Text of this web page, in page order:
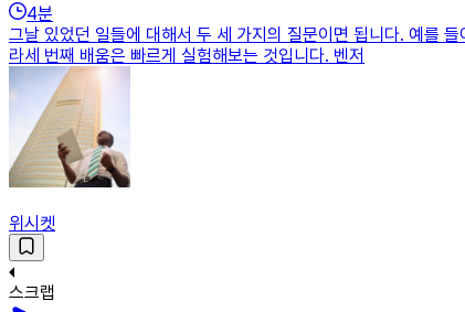
4분
그날 있었던 일들에 대해서 두 세 가지의 질문이면 됩니다. 예를
라세 번째 배움은 빠르게 실험해보는 것입니다. 벤저
위시켓
스크랩